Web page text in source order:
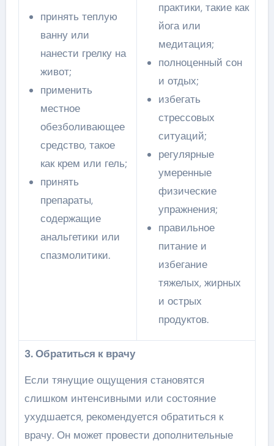
принять теплую
ванну или
нанести грелку на
живот;
применить
местное
обезболивающее
средство, такое
как крем или гель;
принять
препараты,
содержащие
анальгетики или
спазмолитики.
практики, такие как
йога или
медитация;
полноценный сон
и отдых;
избегать
стрессовых
ситуаций;
регулярные
умеренные
физические
упражнения;
правильное
питание и
избегание
тяжелых, жирных
и острых
продуктов.
3. Обратиться к врачу
Если тянущие ощущения становятся
слишком интенсивными или состояние
ухудшается, рекомендуется обратиться к
врачу. Он может провести дополнительные